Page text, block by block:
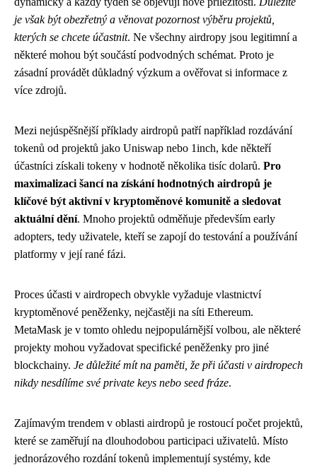
je však být obezřetný a věnovat pozornost výběru projektů,
kterých se chcete účastnit. Ne všechny airdropy jsou legitimní a
některé mohou být součástí podvodných schémat. Proto je
zásadní provádět důkladný výzkum a ověřovat si informace z
více zdrojů.
Mezi nejúspěšnější příklady airdropů patří například rozdávání
tokenů od projektů jako Uniswap nebo 1inch, kde někteří
účastníci získali tokeny v hodnotě několika tisíc dolarů. Pro
maximalizaci šancí na získání hodnotných airdropů je
klíčové být aktivní v kryptoměnové komunitě a sledovat
aktuální dění. Mnoho projektů odměňuje především early
adopters, tedy uživatele, kteří se zapojí do testování a používání
platformy v její rané fázi.
Proces účasti v airdropech obvykle vyžaduje vlastnictví
kryptoměnové peněženky, nejčastěji na síti Ethereum.
MetaMask je v tomto ohledu nejpopulárnější volbou, ale některé
projekty mohou vyžadovat specifické peněženky pro jiné
blockchainy. Je důležité mít na paměti, že při účasti v airdropech
nikdy nesdílíme své private keys nebo seed fráze.
Zajímavým trendem v oblasti airdropů je rostoucí počet projektů,
které se zaměřují na dlouhodobou participaci uživatelů. Místo
jednorázového rozdání tokenů implementují systémy, kde